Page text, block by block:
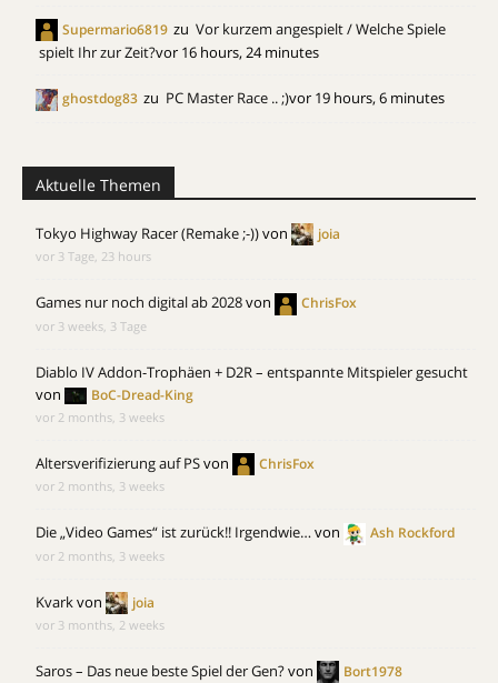
Supermario6819 zu Vor kurzem angespielt / Welche Spiele
spielt Ihr zur Zeit?vor 16 hours, 24 minutes
ghostdog83 zu PC Master Race .. ;)vor 19 hours, 6 minutes
Aktuelle Themen
Tokyo Highway Racer (Remake ;-))von joia
vor 3 Tage, 23 hours
Games nur noch digital ab 2028von ChrisFox
vor 3 weeks, 3 Tage
Diablo IV Addon-Trophäen + D2R – entspannte Mitspieler gesucht
von
BoC-Dread-King
vor 2 months, 3 weeks
Altersverifizierung auf PSvon ChrisFox
vor 2 months, 3 weeks
Die „Video Games“ ist zurück!! Irgendwie…von Ash Rockford
vor 2 months, 3 weeks
Kvarkvon joia
vor 3 months, 2 weeks
Saros – Das neue beste Spiel der Gen?von Bort1978